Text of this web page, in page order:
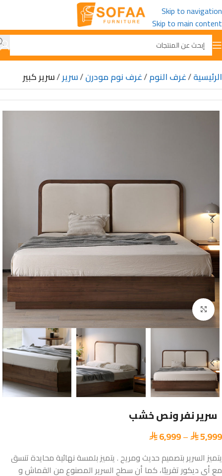
Skip to navigation
Skip to main content
الرئيسية غرف النوم غرف نوم مودرن سرير سرير كبير
Click to enlarge
سرير نفر ونص خشب
5,999
–
6,999
يتميز السرير بتصميم حديث ومريح . يتميز بلمسة نهائية محايدة تنسق
مع أي ديكور تقريبًا، كما أن سطح السرير المصنوع من القماش و